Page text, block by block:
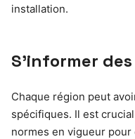
installation.
S’informer
Chaque région peut
spécifiques. Il est
normes en vigueur